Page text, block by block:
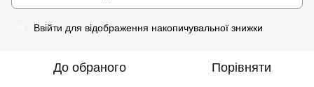
Ввійти для відображення накопичувальної знижки
До обраного Порівняти